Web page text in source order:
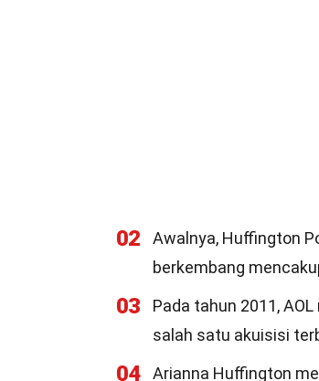
02 Awalnya, Huffington
berkembang
03
Pada tahun 2011,
salah satu akuisisi
04
Arianna Huffington